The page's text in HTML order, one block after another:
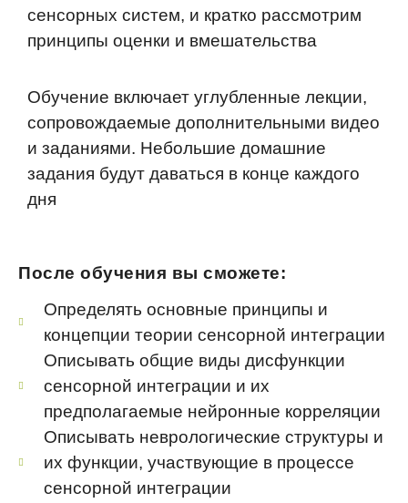
сенсорных систем, и кратко рассмотрим
принципы оценки и вмешательства
Обучение включает углубленные лекции,
сопровождаемые дополнительными видео
и заданиями. Небольшие домашние
задания будут даваться в конце каждого
дня
После обучения вы сможете:
Определять основные принципы и
концепции теории сенсорной интеграции
Описывать общие виды дисфункции
сенсорной интеграции и их
предполагаемые нейронные корреляции
Описывать неврологические структуры и
их функции, участвующие в процессе
сенсорной интеграции